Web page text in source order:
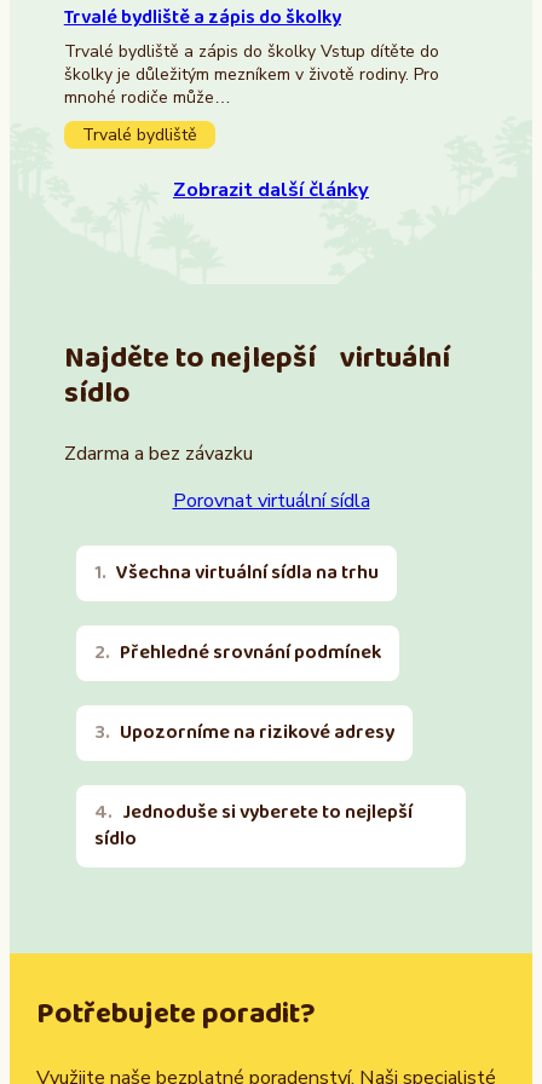
Trvalé bydliště a zápis do školky
Trvalé bydliště a zápis do školky Vstup dítěte do
školky je důležitým mezníkem v životě rodiny. Pro
mnohé rodiče může…
Trvalé bydliště
Zobrazit další články
Najděte to nejlepší virtuální
sídlo
Zdarma a bez závazku
Porovnat virtuální sídla
Všechna virtuální sídla na trhu
Přehledné srovnání podmínek
Upozorníme na rizikové adresy
Jednoduše si vyberete to nejlepší
sídlo
Potřebujete poradit?
Využijte naše bezplatné poradenství. Naši specialisté